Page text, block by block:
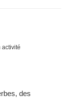
activité
des